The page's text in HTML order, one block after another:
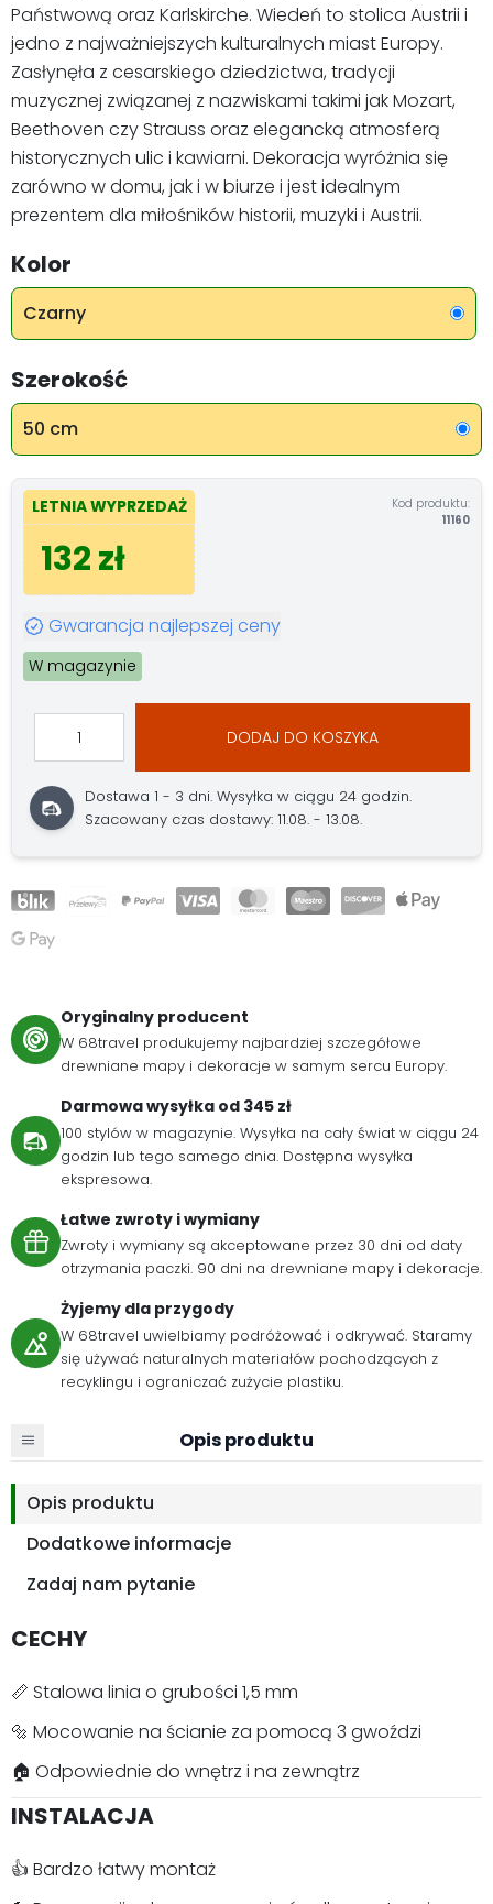
Państwową oraz Karlskirche. Wiedeń to stolica Austrii i
jedno z najważniejszych kulturalnych miast Europy.
Zasłynęła z cesarskiego dziedzictwa, tradycji
muzycznej związanej z nazwiskami takimi jak Mozart,
Beethoven czy Strauss oraz elegancką atmosferą
historycznych ulic i kawiarni. Dekoracja wyróżnia się
zarówno w domu, jak i w biurze i jest idealnym
prezentem dla miłośników historii, muzyki i Austrii.
Kolor
Czarny
Szerokość
50 cm
LETNIA WYPRZEDAŻ
132 zł
Kod produktu:
11160
Gwarancja najlepszej ceny
W magazynie
DODAJ DO KOSZYKA
Dostawa 1 - 3 dni.Wysyłka w ciągu 24 godzin.
Szacowany czas dostawy: 11.08. - 13.08.
Oryginalny producent
W 68travel produkujemy najbardziej szczegółowe
drewniane mapy i dekoracje w samym sercu Europy.
Darmowa wysyłka od 345 zł
100 stylów w magazynie. Wysyłka na cały świat w ciągu 24
godzin lub tego samego dnia. Dostępna wysyłka
ekspresowa.
Łatwe zwroty i wymiany
Zwroty i wymiany są akceptowane przez 30 dni od daty
otrzymania paczki. 90 dni na drewniane mapy i dekoracje.
Żyjemy dla przygody
W 68travel uwielbiamy podróżować i odkrywać. Staramy
się używać naturalnych materiałów pochodzących z
recyklingu i ograniczać zużycie plastiku.
Opis produktu
Opis produktu
Dodatkowe informacje
Zadaj nam pytanie
CECHY
📏 Stalowa linia o grubości 1,5 mm
🔩 Mocowanie na ścianie za pomocą 3 gwoździ
🏠 Odpowiednie do wnętrz i na zewnątrz
INSTALACJA
👍 Bardzo łatwy montaż